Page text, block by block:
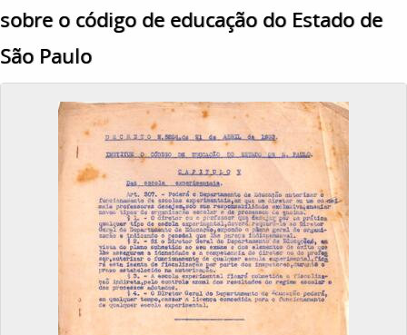
sobre o código de educação do Estado de
São Paulo